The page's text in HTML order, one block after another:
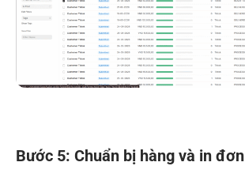
Bước 5: Chuẩn bị hàng và in đơn